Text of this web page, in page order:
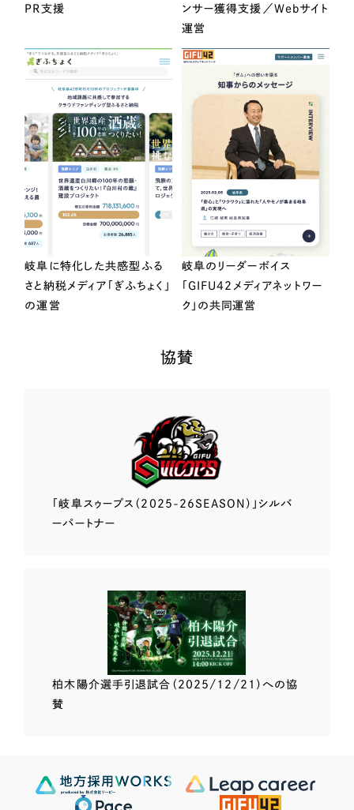
PR支援
ンサー獲得支援／Webサイト
運営
岐阜に特化した共感型ふる
さと納税メディア「ぎふちょく」
の運営
岐阜のリーダーボイス
「GIFU42メディアネットワー
ク」の共同運営
協賛
「岐阜スゥープス （2025-26SEASON）」 シルバ
ーパートナー
柏木陽介選手引退試合（2025/12/21）への協
賛